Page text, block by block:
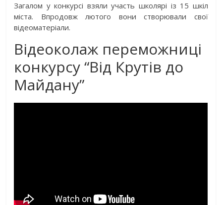
Загалом у конкурсі взяли участь школярі із 15 шкіл
міста. Впродовж лютого вони створювали свої
відеоматеріали.
Відеоколаж переможниці
конкурсу “Від Крутів до
Майдану”